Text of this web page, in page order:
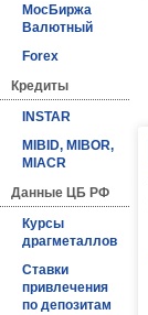
МосБиржа
Валютный
Forex
Кредиты
INSTAR
MIBID, MIBOR,
MIACR
Данные ЦБ РФ
Курсы
драгметаллов
Ставки
привлечения
по депозитам